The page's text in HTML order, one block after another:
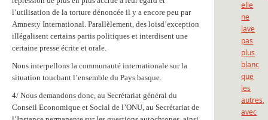
l’utilisation de la torture dénoncée il y a encore peu par
Amnesty International. Parallèlement, des loisd’exception
illégalisent certains partis politiques et interdisent une
certaine presse écrite et orale.
Nous interpellons la communauté internationale sur la
situation touchant l’ensemble du Pays basque.
4/ Nous demandons donc, au Secrétariat général du
Conseil Economique et Social de l’ONU, au Secrétariat de
elle
ne
lave
pas
plus
blanc
que
les
autres,
avec